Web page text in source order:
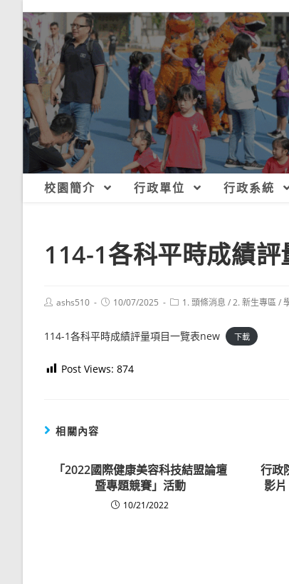
校園簡介 行政單位 行政系統
114-1各科平時成績
Postashs510
Post10/07/2025
Post1. 頭條消息 /2. 新生專區/
114-1各科平時成績評量項目一覽表new 下載
Post Views: 874
相關內容
「2022國際健康美容科技結盟論壇
暨專題競賽」活動
10/21/2022
行政
影